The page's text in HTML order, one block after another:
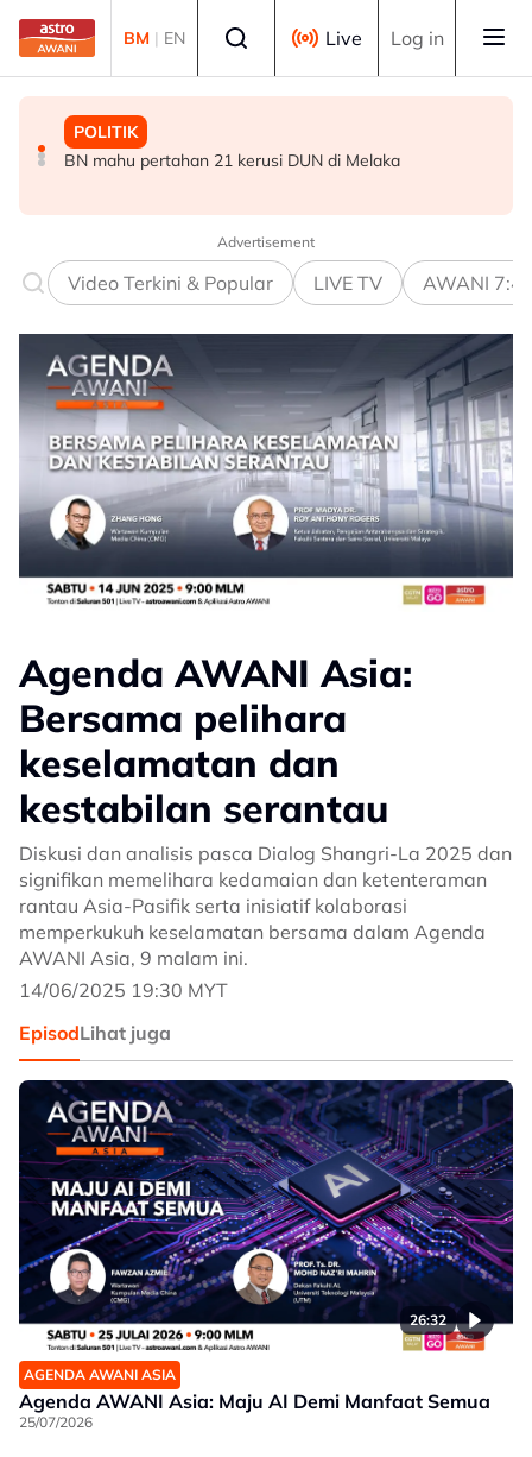
Skip to main content
BM | EN Live Log in
POLITIK
BN mahu pertahan 21 kerusi DUN di Melaka
POLITIK
‘Kalau saya dianggap orang luar, jelas kenyanyukan itu’
DUNIA
Trump dakwa kompleks ketenteraan besar sedang
Advertisement
Video Terkini & Popular LIVE TV AWANI
Agenda AWANI Asia:
Bersama pelihara
keselamatan dan
kestabilan serantau
Diskusi dan analisis pasca Dialog Shangri-La 2025 dan
signifikan memelihara kedamaian dan ketenteraman
rantau Asia-Pasifik serta inisiatif kolaborasi
memperkukuh keselamatan bersama dalam Agenda
AWANI Asia, 9 malam ini.
14/06/2025 19:30 MYT
EpisodLihat juga
26:32
AGENDA AWANI ASIA
Agenda AWANI Asia: Maju AI Demi Manfaat Semua
25/07/2026